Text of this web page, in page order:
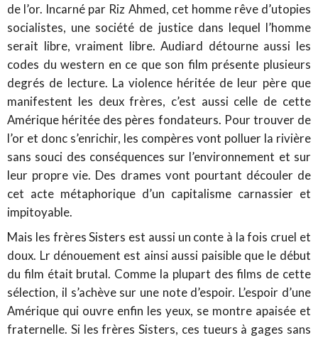
de l’or. Incarné par Riz Ahmed, cet homme rêve d’utopies
socialistes, une société de justice dans lequel l’homme
serait libre, vraiment libre. Audiard détourne aussi les
codes du western en ce que son film présente plusieurs
degrés de lecture. La violence héritée de leur père que
manifestent les deux frères, c’est aussi celle de cette
Amérique héritée des pères fondateurs. Pour trouver de
l’or et donc s’enrichir, les compères vont polluer la rivière
sans souci des conséquences sur l’environnement et sur
leur propre vie. Des drames vont pourtant découler de
cet acte métaphorique d’un capitalisme carnassier et
impitoyable.
Mais les frères Sisters est aussi un conte à la fois cruel et
doux. Lr dénouement est ainsi aussi paisible que le début
du film était brutal. Comme la plupart des films de cette
sélection, il s’achève sur une note d’espoir. L’espoir d’une
Amérique qui ouvre enfin les yeux, se montre apaisée et
fraternelle. Si les frères Sisters, ces tueurs à gages sans